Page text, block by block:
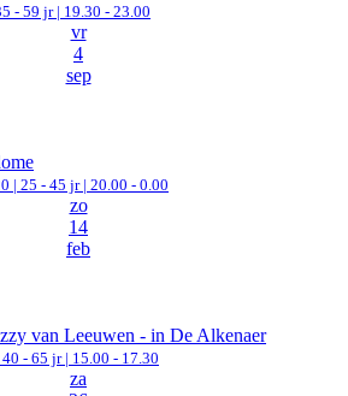
- 59 jr | 19.30 - 23.00
vr
4
sep
| 25 - 45 jr | 20.00 - 0.00
zo
14
feb
van Leeuwen - in De Alkenaer
- 65 jr | 15.00 - 17.30
za